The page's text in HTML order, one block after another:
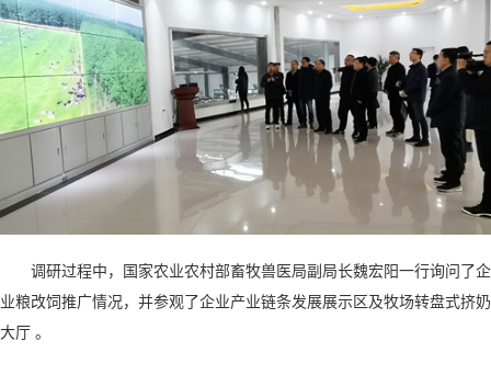
调研过程中，国家农业农村部畜牧兽医局副局长魏宏阳一行询问了企
业粮改饲推广情况，并参观了企业产业链条发展展示区及牧场转盘式挤奶
大厅 。